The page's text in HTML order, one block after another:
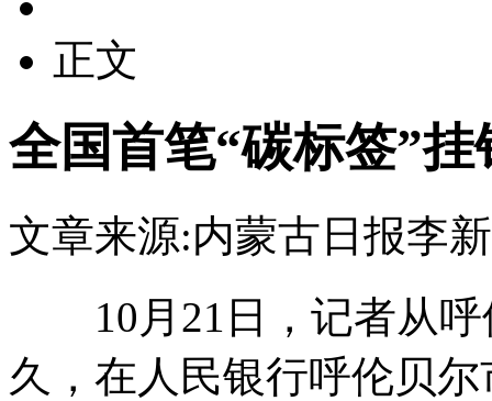
正文
全国首笔“碳标签”
文章来源:内蒙古日报李
10月21日，记者从呼
久，在人民银行呼伦贝